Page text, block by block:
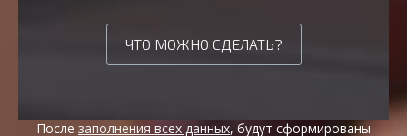
ЧТО МОЖНО СДЕЛАТЬ?
После заполнения всех данных, будут сформированы